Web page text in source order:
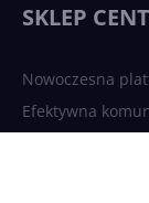
SKLEP
Nowoczesna
Efektywna